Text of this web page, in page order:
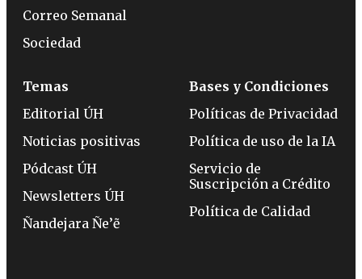
Correo Semanal
Sociedad
Temas
Editorial ÚH
Noticias positivas
Pódcast ÚH
Newsletters ÚH
Ñandejara Ñe’ẽ
Bases y Condiciones
Políticas de Privacidad
Política de uso de la IA
Servicio de
Suscripción a Crédito
Política de Calidad